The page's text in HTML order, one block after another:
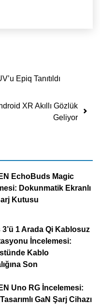
Epiq Tanıtıldı
XR Akıllı Gözlük
Geliyor
EchoBuds Magic
Dokunmatik Ekranlı
Kutusu
3’ü 1 Arada Qi Kablosuz
İncelemesi:
Kablo
Son
Uno RG İncelemesi:
GaN Şarj Cihazı